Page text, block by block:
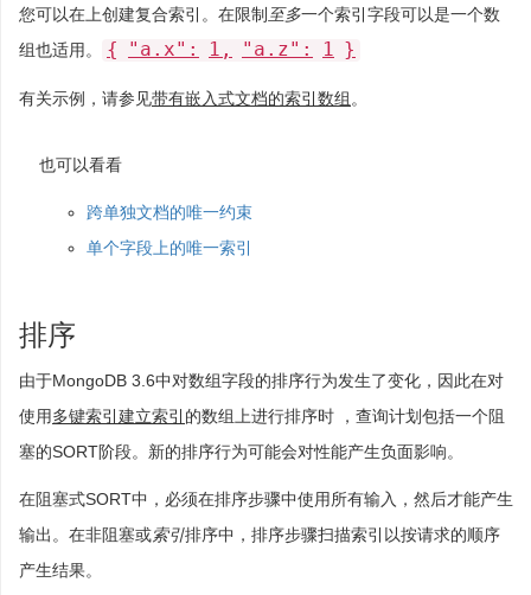
您可以在上创建复合索引。在限制 至多一个索引字段可以是一个数
组也适用。
{ "a.x": 1, "a.z": 1 }
有关示例，请参见带有嵌入式文档的索引数组 。
也可以看看
跨单独文档的唯一约束
单个字段上的唯一索引
排序
由于MongoDB 3.6中对数组字段的排序行为发生了变化，因此在对
使用多键索引建立索引 的数组上进行排序时 ，查询计划包括一个阻
塞的SORT阶段。新的排序行为可能会对性能产生负面影响。
在阻塞式SORT中，必须在排序步骤中使用所有输入，然后才能产生
输出。在非阻塞或索引排序中，排序步骤扫描索引以按请求的顺序
产生结果。